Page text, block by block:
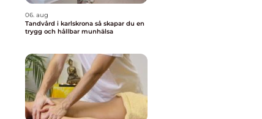
06. aug
Tandvård i karlskrona så skapar du en
trygg och hållbar munhälsa